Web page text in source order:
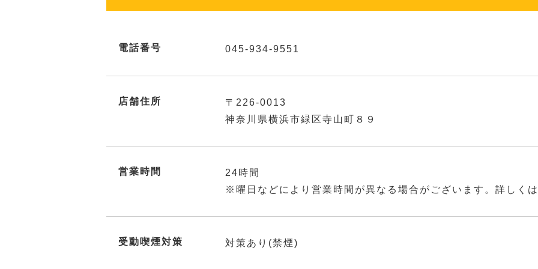
電話番号 045-934-9551
店舗住所
〒226-0013
神奈川県横浜市緑区寺山町８９
営業時間
24時間
※曜日などにより営業時間が異なる場合がございます。詳しく
受動喫煙対策 対策あり(禁煙)